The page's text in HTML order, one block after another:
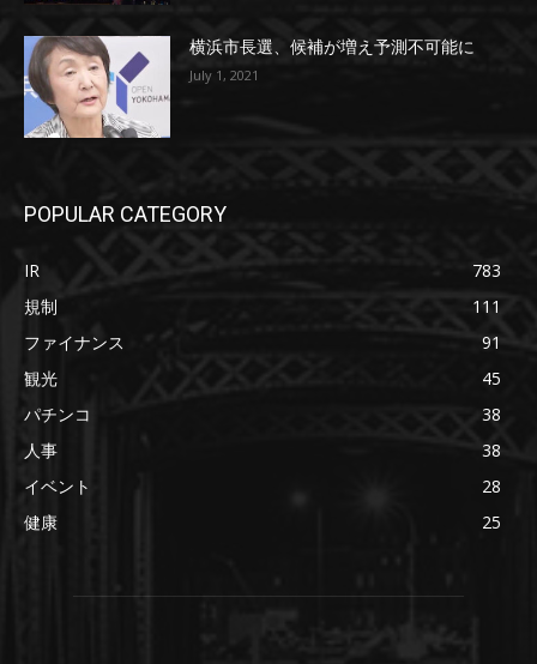
横浜市長選、候補が増え予測不可能に
July 1, 2021
POPULAR CATEGORY
IR
783
規制
111
ファイナンス
91
観光
45
パチンコ
38
人事
38
イベント
28
健康
25